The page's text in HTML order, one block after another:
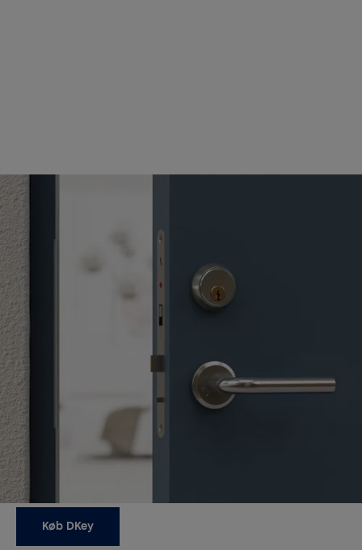
Kombiner med dit valg
af håndtag
Al den smarte teknologi er indeholdt i låsehuset og
kommunikerer via Bluetooth (BLE). Dette gør den
moderne funktionalitet og fleksibilitet helt usynlig. Så
du kan bestemme udseendet på din dør ved at vælge
de håndtag og beslag, du ønsker. Dette gør dKey
særligt velegnet til lejlighedsbygninger og
lokalsamfund, hvor du ønsker at bevare et ensartet
udseende.
Køb DKey